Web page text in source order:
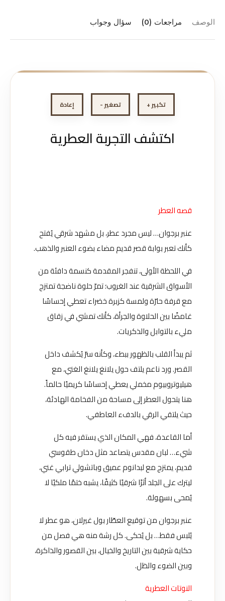
الوصف مراجعات (0) سؤال وجواب
تكبير + تصغير - إعادة
اكتشف التجربة العطرية
قصه العطر
عنبر برجوان… ليس مجرد عطر، بل مشهد شرقي يُفتح
كأنك تعبر بوابة قصر قديم مضاء بضوء العنبر والذهب.
في اللحظة الأولى، تنفجر المقدمة كنسمة دافئة من
الأسواق الشرقية عند الغروب؛ تمرّ حلوة ناضجة تمتزج
مع قرفة حارّة ولمسة كزبرة خضراء تعطي إحساسًا
غامضًا بين الحلاوة والجرأة، كأنك تمشي في زقاق
مليء بالتوابل والذكريات.
ثم يبدأ القلب بالظهور ببطء، وكأنه سرّ يُكشف داخل
القصر. ورد ناعم يلتف حول يلانغ يلانغ الغني، مع
هيليوتروبيوم مخملي يعطي إحساسًا كريميًا حالماً.
هنا يتحول العطر إلى مساحة من الفخامة الهادئة،
حيث يلتقي الرقي بالدفء العاطفي.
أما القاعدة، فهي المكان الذي يستقر فيه كل
شيء… لبان مقدس يتصاعد مثل دخان طقوسي
قديم، يمتزج مع لبدانوم عميق وباتشولي ترابي غني،
ليترك على الجلد أثرًا شرقيًا كثيفًا، يشبه ختمًا ملكيًا لا
يُمحى بسهولة.
عنبر برجوان من توقيع العطّار بول غيرلان، هو عطر لا
يُلبس فقط… بل يُحكى. كل رشة منه هي فصل من
حكاية شرقية بين التاريخ والخيال، بين القصور والذاكرة،
وبين الضوء والظل.
النوتات العطرية